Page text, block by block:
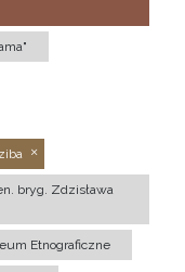
bryg. Zdzisława
Etnograficzne